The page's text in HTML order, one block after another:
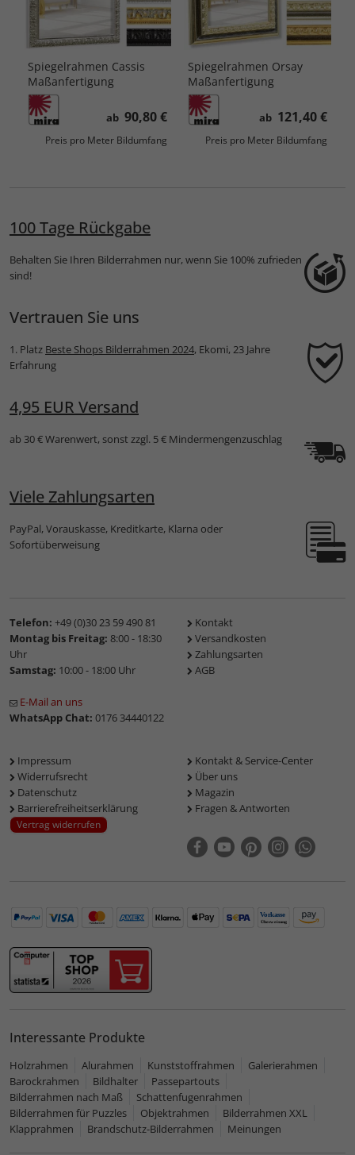
Spiegelrahmen Cassis
Maßanfertigung
ab 90,80 €
Preis pro Meter Bildumfang
Spiegelrahmen Orsay
Maßanfertigung
ab 121,40 €
Preis pro Meter Bildumfang
100 Tage Rückgabe
Behalten Sie Ihren Bilderrahmen nur, wenn Sie 100% zufrieden
sind!
Vertrauen Sie uns
1. Platz Beste Shops Bilderrahmen 2024, Ekomi, 23 Jahre
Erfahrung
4,95 EUR Versand
ab 30 € Warenwert, sonst zzgl. 5 € Mindermengenzuschlag
Viele Zahlungsarten
PayPal, Vorauskasse, Kreditkarte, Klarna oder
Sofortüberweisung
Telefon: +49 (0)30 23 59 490 81
Montag bis Freitag: 8:00 - 18:30
Uhr
Samstag: 10:00 - 18:00 Uhr
E-Mail an uns
WhatsApp Chat: 0176 34440122
Kontakt
Versandkosten
Zahlungsarten
AGB
Impressum
Widerrufsrecht
Datenschutz
Barrierefreiheitserklärung
Vertrag widerrufen
Kontakt & Service-Center
Über uns
Magazin
Fragen & Antworten
Interessante Produkte
Holzrahmen Alurahmen Kunststoffrahmen
Galerierahmen
Barockrahmen
Bildhalter
Passepartouts
Bilderrahmen nach Maß
Schattenfugenrahmen
Bilderrahmen für Puzzles
Objektrahmen
Bilderrahmen XXL
Klapprahmen
Brandschutz-Bilderrahmen Meinungen